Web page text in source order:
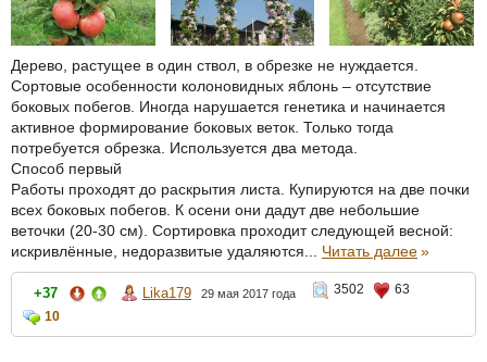
Дерево, растущее в один ствол, в обрезке не нуждается.
Сортовые особенности колоновидных яблонь – отсутствие
боковых побегов. Иногда нарушается генетика и начинается
активное формирование боковых веток. Только тогда
потребуется обрезка. Используется два метода.
Способ первый
Работы проходят до раскрытия листа. Купируются на две почки
всех боковых побегов. К осени они дадут две небольшие
веточки (20-30 см). Сортировка проходит следующей весной:
искривлённые, недоразвитые удаляются... Читать далее»
+37 Lika179 29 мая 2017 года 3502
63
10